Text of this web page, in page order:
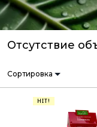
Отсутствие
Сортировка
HIT!